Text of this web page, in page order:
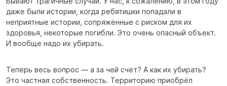
даже были истории, когда ребятишки попадали в
неприятные истории, сопряжённые с риском для их
здоровья, некоторые погибли. Это очень опасный объект.
И вообще надо их убирать.
Теперь весь вопрос — а за чей счёт? А как их убирать?
Это частная собственность. Территорию приобрёл